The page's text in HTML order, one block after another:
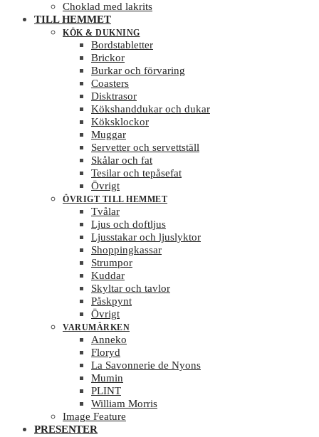
Choklad med lakrits
TILL HEMMET
KÖK & DUKNING
Bordstabletter
Brickor
Burkar och förvaring
Coasters
Disktrasor
Kökshanddukar och dukar
Köksklockor
Muggar
Servetter och servettställ
Skålar och fat
Tesilar och tepåsefat
Övrigt
ÖVRIGT TILL HEMMET
Tvålar
Ljus och doftljus
Ljusstakar och ljuslyktor
Shoppingkassar
Strumpor
Kuddar
Skyltar och tavlor
Påskpynt
Övrigt
VARUMÄRKEN
Anneko
Floryd
La Savonnerie de Nyons
Mumin
PLINT
William Morris
Image Feature
PRESENTER